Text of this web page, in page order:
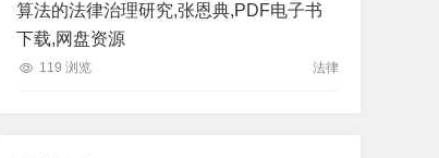
算法的法律治理研究,张恩典,PDF电子书
下载,网盘资源
119 浏览 法律